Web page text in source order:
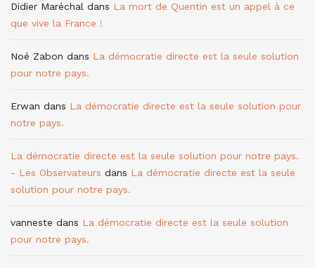
Didier Maréchal dans La mort de Quentin est un appel à ce
que vive la France !
Noé Zabon dans La démocratie directe est la seule solution
pour notre pays.
Erwan dans La démocratie directe est la seule solution pour
notre pays.
La démocratie directe est la seule solution pour notre pays.
- Les Observateurs dans La démocratie directe est la seule
solution pour notre pays.
vanneste dans La démocratie directe est la seule solution
pour notre pays.